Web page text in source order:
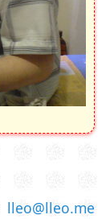
lleo@lleo.me